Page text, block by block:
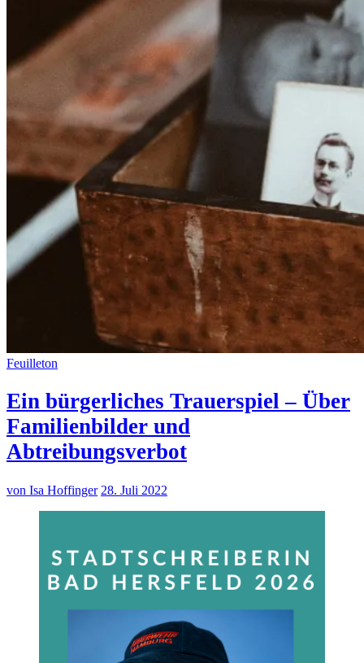
Feuilleton
Ein bürgerliches Trauerspiel – Über
Familienbilder und
Abtreibungsverbot
von Isa Hoffinger 28. Juli 2022